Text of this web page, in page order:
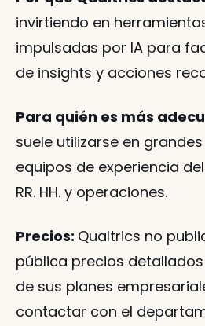
invirtiendo en
impulsadas por IA para
de insights y acciones
Para quién es más
suele utilizarse en
equipos de experiencia
RR. HH. y operaciones.
Precios: Qualtrics no
pública precios
de sus planes
contactar con el